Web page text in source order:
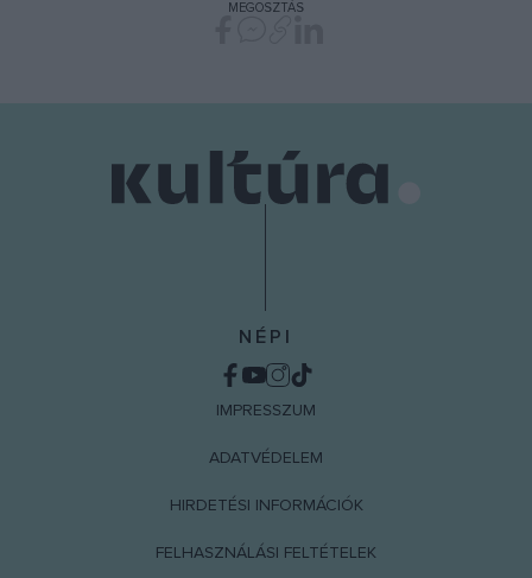
MEGOSZTÁS
NÉPI
IMPRESSZUM
ADATVÉDELEM
HIRDETÉSI INFORMÁCIÓK
FELHASZNÁLÁSI FELTÉTELEK